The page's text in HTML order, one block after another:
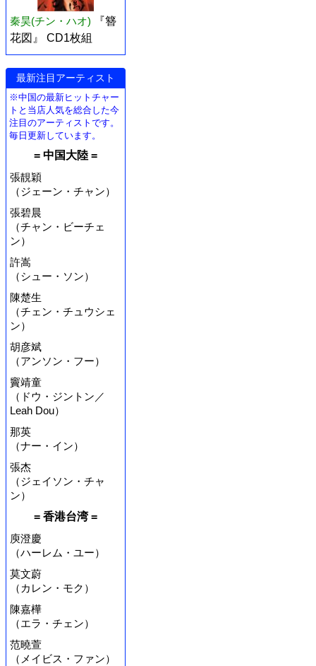
秦昊(チン・ハオ)
『簪
花図』 CD1枚組
最新注目アーティスト
※中国の最新ヒットチャー
トと当店人気を総合した今
注目のアーティストです。
毎日更新しています。
= 中国大陸 =
張靚穎
（ジェーン・チャン）
張碧晨
（チャン・ビーチェ
ン）
許嵩
（シュー・ソン）
陳楚生
（チェン・チュウシェ
ン）
胡彦斌
（アンソン・フー）
竇靖童
（ドウ・ジントン／
Leah Dou）
那英
（ナー・イン）
張杰
（ジェイソン・チャ
ン）
= 香港台湾 =
庾澄慶
（ハーレム・ユー）
莫文蔚
（カレン・モク）
陳嘉樺
（エラ・チェン）
范曉萱
（メイビス・ファン）